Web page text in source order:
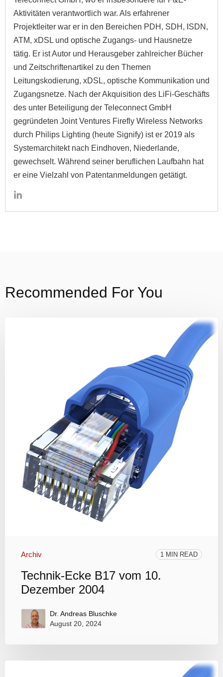
Aktivitäten verantwortlich war. Als erfahrener
Projektleiter war er in den Bereichen PDH, SDH, ISDN,
ATM, xDSL und optische Zugangs- und Hausnetze
tätig. Er ist Autor und Herausgeber zahlreicher Bücher
und Zeitschriftenartikel zu den Themen
Leitungskodierung, xDSL, optische Kommunikation und
Zugangsnetze. Nach der Akquisition des LiFi-Geschäfts
des unter Beteiligung der Teleconnect GmbH
gegründeten Joint Ventures Firefly Wireless Networks
durch Philips Lighting (heute Signify) ist er 2019 als
Systemarchitekt nach Eindhoven, Niederlande,
gewechselt. Während seiner beruflichen Laufbahn hat
er eine Vielzahl von Patentanmeldungen getätigt.
Recommended For You
Archiv 1 MIN READ
Technik-Ecke B17 vom 10.
Dezember 2004
Dr. Andreas Bluschke
August 20, 2024